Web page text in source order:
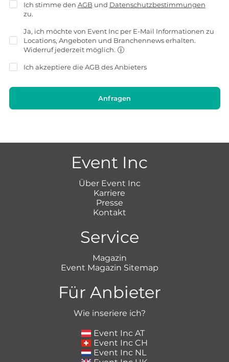
Ich stimme den AGB und Datenschutzbestimmungen
zu.
Ja, ich möchte von Event Inc per E-Mail Informationen zu
Locations, Angeboten und Branchennews erhalten.
Widerruf jederzeit möglich.
Ich akzeptiere dieAGB des Anbieters
Anfragen
Event Inc
Über Event Inc
Karriere
Presse
Kontakt
Service
Magazin
Event Magazin Sitemap
Für Anbieter
Wie inseriere ich?
Event Inc AT
Event Inc CH
Event Inc NL